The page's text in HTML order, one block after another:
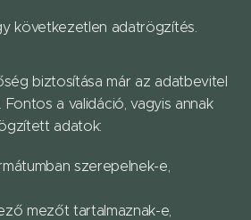
következetlen adatrögzítés.
biztosítása már az adatbevitel
Fontos a validáció, vagyis annak
adatok:
szerepelnek-e,
mezőt tartalmaznak-e,